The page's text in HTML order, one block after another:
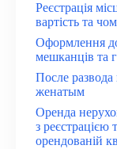
Реєстрація
вартість та
Оформлення
мешканців та
После
женатым
Оренда
з
орендованій